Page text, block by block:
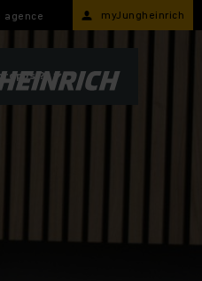
agence myJungheinrich
?